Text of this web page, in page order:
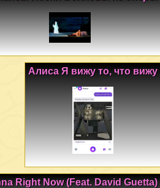
Алиса Я вижу то, что вижу
Right Now (Feat. David Guetta)